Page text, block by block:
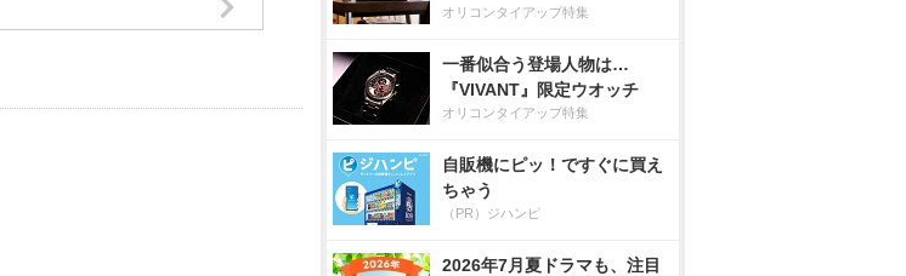
オリコンタイアップ特集
一番似合う登場人物は…
『VIVANT』限定ウオッチ
オリコンタイアップ特集
自販機にピッ！ですぐに買え
ちゃう
（PR）ジハンピ
2026年7月夏ドラマも、注目